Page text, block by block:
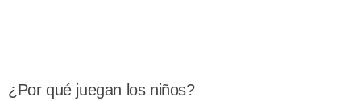
¿Por qué juegan los niños?